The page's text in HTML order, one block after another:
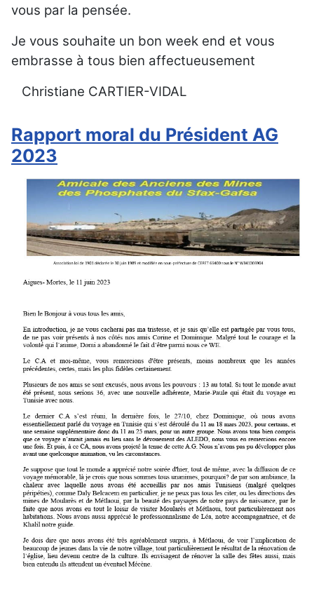
vous par la pensée.
Je vous souhaite un bon week end et vous
embrasse à tous bien affectueusement
Christiane CARTIER-VIDAL
Rapport moral du Président AG
2023